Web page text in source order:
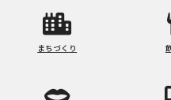
まちづくり